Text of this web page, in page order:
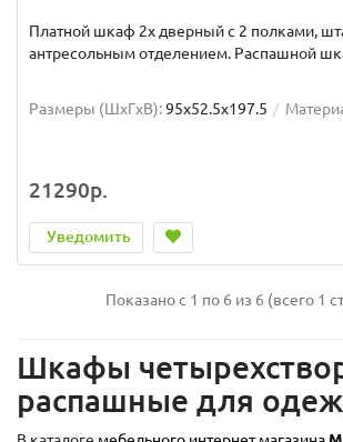
Платной шкаф 2х дверный с 2 полками,
антресольным отделением. Распашной
Размеры (ШxГxВ):95x52.5x197.5
21290р.
Уведомить
Показано с 1 по 6 из 6 (всего 1
Шкафы
распашные для